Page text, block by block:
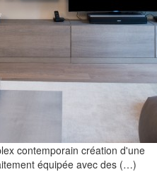
contemporain création d'une
équipée avec des (…)